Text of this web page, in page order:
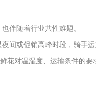
伴随着行业共性难题。
间或促销高峰时段，骑手
花对温湿度、运输条件的